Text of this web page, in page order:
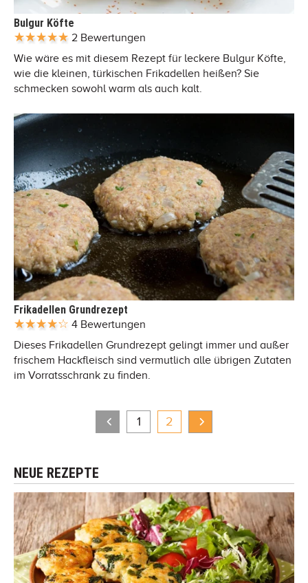
Bulgur Köfte
2 Bewertungen
Wie wäre es mit diesem Rezept für leckere Bulgur Köfte,
wie die kleinen, türkischen Frikadellen heißen? Sie
schmecken sowohl warm als auch kalt.
Frikadellen Grundrezept
4 Bewertungen
Dieses Frikadellen Grundrezept gelingt immer und außer
frischem Hackfleisch sind vermutlich alle übrigen Zutaten
im Vorratsschrank zu finden.
1 2
NEUE REZEPTE